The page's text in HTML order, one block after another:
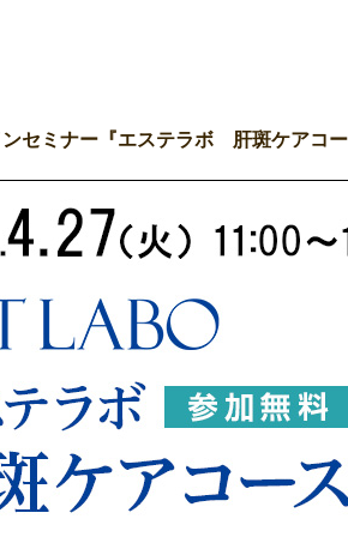
セミナー『エステラボ 肝斑ケアコ